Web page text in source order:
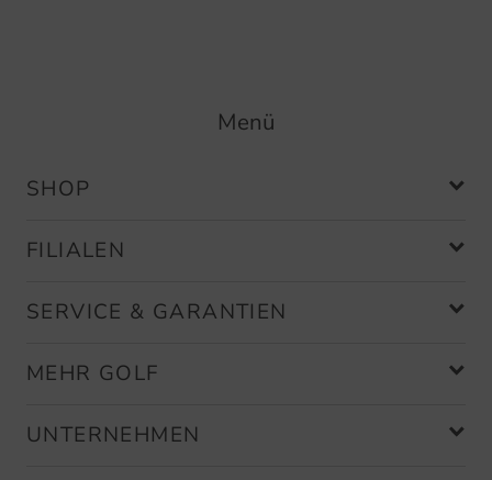
Menü
SHOP
FILIALEN
SERVICE & GARANTIEN
MEHR GOLF
UNTERNEHMEN